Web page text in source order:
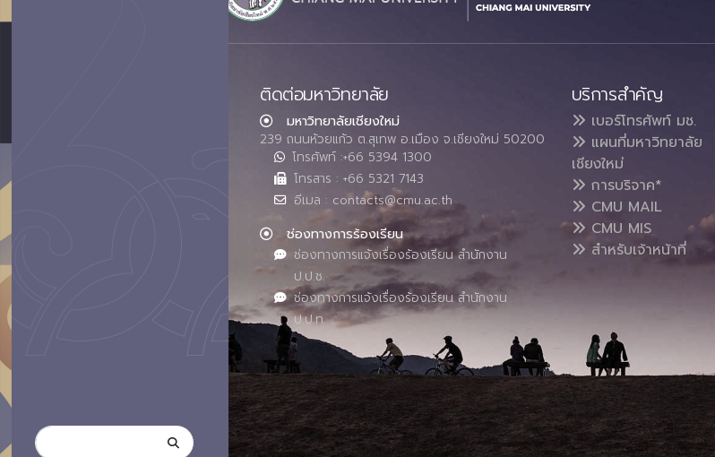
ติดต่อมหาวิทยาลัย
มหาวิทยาลัยเชียงใหม่
239 ถนนห้วยแก้ว ต.สุเทพ อ.เมือง จ.เชียงใหม่ 50200
โทรศัพท์ :+66 5394 1300
โทรสาร : +66 5321 7143
อีเมล : contacts@cmu.ac.th
ช่องทางการร้องเรียน
ช่องทางการแจ้งเรื่องร้องเรียน สำนักงาน
ป.ป.ช.
ช่องทางการแจ้งเรื่องร้องเรียน สำนักงาน
ป.ป.ท.
บริการสำคัญ
เบอร์โทรศัพท์ มช.
แผนที่มหาวิทยาลัย
เชียงใหม่
การบริจาค*
CMU MAIL
CMU MIS
สำหรับเจ้าหน้าที่